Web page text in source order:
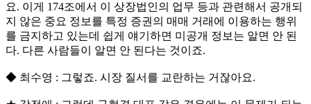
요. 이게 174조에서 이 상장법인의 업무 등과 관련해서 공개되
지 않은 중요 정보를 특정 증권의 매매 거래에 이용하는 행위
를 금지하고 있는데 쉽게 얘기하면 미공개 정보는 알면 안 된
다. 다른 사람들이 알면 안 된다는 것이죠.
◆ 최수영 : 그렇죠. 시장 질서를 교란하는 거잖아요.